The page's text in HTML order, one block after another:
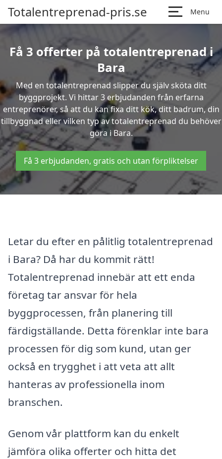
Totalentreprenad-pris.se Menu
Få 3 offerter på totalentreprenad i
Bara
Med en totalentreprenad slipper du själv sköta ditt
byggprojekt. Vi hittar 3 erbjudanden från erfarna
entreprenörer, så att du kan fixa ditt kök, ditt badrum, din
tillbyggnad eller vilken typ av totalentreprenad du behöver
göra i Bara.
Få 3 erbjudanden, gratis och utan förpliktelser
Letar du efter en pålitlig totalentreprenad
i Bara? Då har du kommit rätt!
Totalentreprenad innebär att ett enda
företag tar ansvar för hela
byggprocessen, från planering till
färdigställande. Detta förenklar inte bara
processen för dig som kund, utan ger
också en trygghet i att veta att allt
hanteras av professionella inom
branschen.
Genom vår plattform kan du enkelt
jämföra olika offerter och hitta det